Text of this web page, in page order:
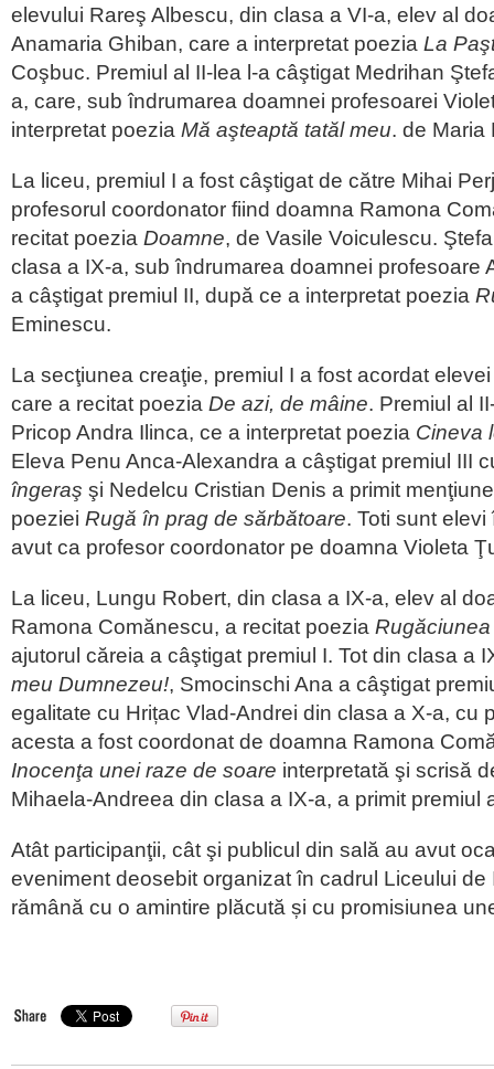
elevului Rareş Albescu, din clasa a VI-a, elev al
Anamaria Ghiban, care a interpretat poezia La
Coşbuc. Premiul al II-lea l-a câştigat Medrihan
a, care, sub îndrumarea doamnei profesoarei
interpretat poezia Mă aşteaptă tatăl meu. de Maria
La liceu, premiul I a fost câştigat de către Mihai
profesorul coordonator fiind doamna Ramona
recitat poezia Doamne, de Vasile Voiculescu.
clasa a IX-a, sub îndrumarea doamnei profesoare
a câştigat premiul II, după ce a interpretat poezia
Eminescu.
La secţiunea creaţie, premiul I a fost acordat
care a recitat poezia De azi, de mâine. Premiul al
Pricop Andra Ilinca, ce a interpretat poezia Cineva
Eleva Penu Anca-Alexandra a câştigat premiul III
îngeraş şi Nedelcu Cristian Denis a primit
poeziei Rugă în prag de sărbătoare. Toti sunt
avut ca profesor coordonator pe doamna Violeta
La liceu, Lungu Robert, din clasa a IX-a, elev al
Ramona Comănescu, a recitat poezia
ajutorul căreia a câştigat premiul I. Tot din clasa a
meu Dumnezeu!, Smocinschi Ana a câştigat
egalitate cu Hrițac Vlad-Andrei din clasa a X-a, cu
acesta a fost coordonat de doamna Ramona
Inocenţa unei raze de soare interpretată şi scrisă
Mihaela-Andreea din clasa a IX-a, a primit premiul
Atât participanţii, cât şi publicul din sală au avut
eveniment deosebit organizat în cadrul Liceului de
rămână cu o amintire plăcută și cu promisiunea